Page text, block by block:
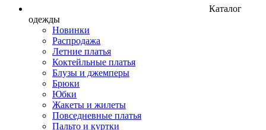
Каталог
одежды
Новинки
Распродажа
Летние платья
Коктейльные платья
Блузы и джемперы
Брюки
Юбки
Жакеты и жилеты
Повседневные платья
Пальто и куртки